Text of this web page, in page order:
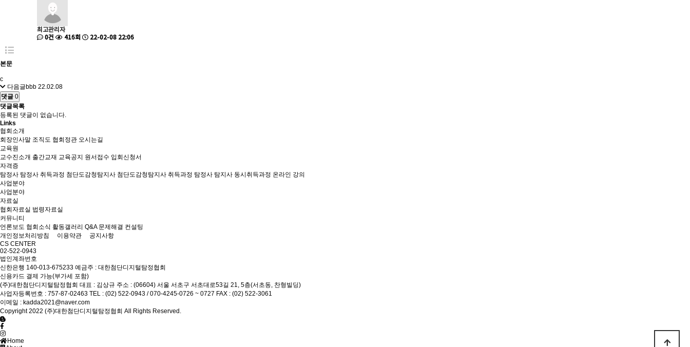
최고관리자
0건
416회 22-02-08 22:06
본문
c
다음글bbb 22.02.08
댓글 0
댓글목록
등록된 댓글이 없습니다.
Links
협회소개
회장인사말 조직도 협회정관 오시는길
교육원
교수진소개 출간교재 교육공지 원서접수 입회신청서
자격증
탐정사 탐정사 취득과정 첨단도감청탐지사 첨단도감청탐지사 취득과정 탐정사 탐지사 동시취득과정 온라인 강의
사업분야
사업분야
자료실
협회자료실 법령자료실
커뮤니티
언론보도 협회소식 활동갤러리 Q&A 문제해결 컨설팅
개인정보처리방침
이용약관
공지사항
CS CENTER
02-522-0943
법인계좌번호
신한은행 140-013-675233 예금주 : 대한첨단디지털탐정협회
신용카드 결제 가능(부가세 포함)
(주)대한첨단디지털탐정협회 대표 : 김상규 주소 : (06604) 서울 서초구 서초대로53길 21, 5층(서초동, 찬형빌딩)
사업자등록번호 : 757-87-02463 TEL : (02) 522-0943 / 070-4245-0726 ~ 0727 FAX : (02) 522-3061
이메일 : kadda2021@naver.com
Copyright 2022 (주)대한첨단디지털탐정협회 All Rights Reserved.
Home